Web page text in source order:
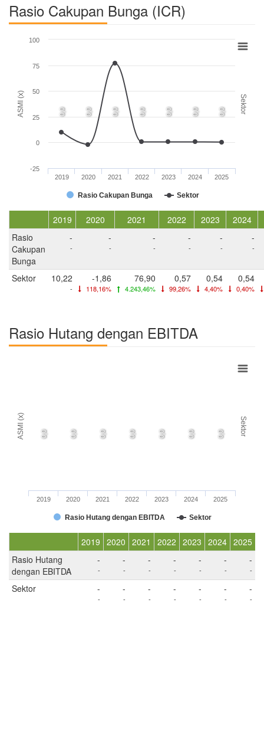
Rasio Cakupan Bunga (ICR)
ASMI (x) Sektor
0,0 0,0 0,0 0,0 0,0 0,0 0,0
Rasio Cakupan Bunga Sektor
2019 2020 2021 2022 2023 2024 2025
-25
0
25
50
75
100
2019 2020 2021 2022 2023
2024
Rasio
Cakupan
Bunga
-
-
-
-
-
-
-
-
-
-
-
-
Sektor 10,22
-
-1,86
118,16%
76,90
4.243,46%
0,57
99,26%
0,54
4,40%
0,54
0,40%
Rasio Hutang dengan EBITDA
ASMI (x) Sektor
0,0 0,0 0,0 0,0 0,0 0,0 0,0
Rasio Hutang dengan EBITDA Sektor
2019 2020 2021 2022 2023 2024 2025
2019 2020 2021 2022 2023 2024 2025
Rasio Hutang
dengan EBITDA
-
-
-
-
-
-
-
-
-
-
-
-
-
-
Sektor -
-
-
-
-
-
-
-
-
-
-
-
-
-